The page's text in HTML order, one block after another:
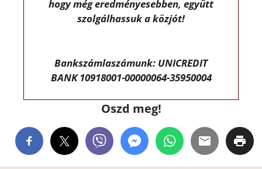
hogy még eredményesebben, együtt
szolgálhassuk a közjót!
Bankszámlaszámunk: UNICREDIT
BANK 10918001-00000064-35950004
Oszd meg!